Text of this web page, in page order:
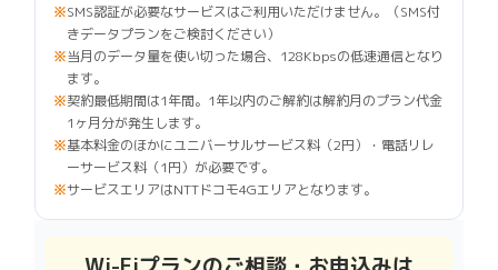
SMS認証が必要なサービスはご利用いただけません。（SMS付
きデータプランをご検討ください）
当月のデータ量を使い切った場合、128Kbpsの低速通信となり
ます。
契約最低期間は1年間。1年以内のご解約は解約月のプラン代金
1ヶ月分が発生します。
基本料金のほかにユニバーサルサービス料（2円）・電話リレ
ーサービス料（1円）が必要です。
サービスエリアはNTTドコモ4Gエリアとなります。